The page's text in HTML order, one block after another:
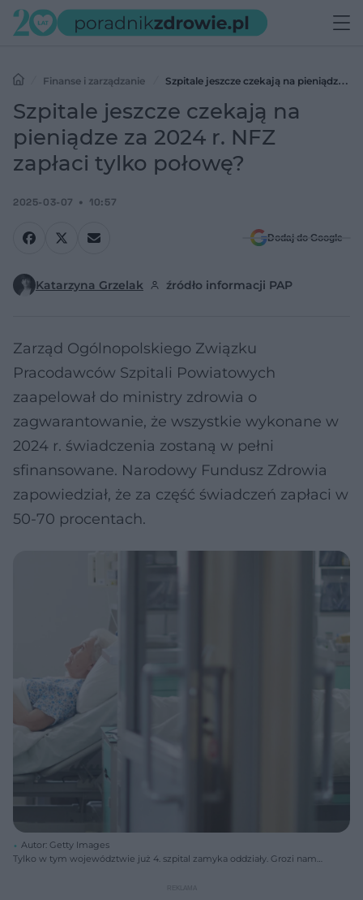
Finanse i zarządzanie
Szpitale jeszcze czekają na pieniądze za
2024 r. NFZ zapłaci tylko połowę?
Szpitale jeszcze czekają na
pieniądze za 2024 r. NFZ
zapłaci tylko połowę?
2025-03-07 10:57
Dodaj do Google
Katarzyna Grzelak źródło informacji PAP
Zarząd Ogólnopolskiego Związku
Pracodawców Szpitali Powiatowych
zaapelował do ministry zdrowia o
zagwarantowanie, że wszystkie wykonane w
2024 r. świadczenia zostaną w pełni
sfinansowane. Narodowy Fundusz Zdrowia
zapowiedział, że za część świadczeń zapłaci w
50-70 procentach.
Autor: Getty Images
Tylko w tym województwie już 4. szpital zamyka oddziały. Grozi nam